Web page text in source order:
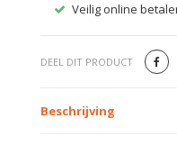
Veilig online
DEEL DIT PRODUCT
Beschrijving